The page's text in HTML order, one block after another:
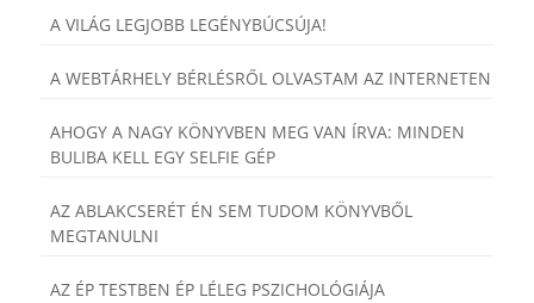
A VILÁG LEGJOBB LEGÉNYBÚCSÚJA!
A WEBTÁRHELY BÉRLÉSRŐL OLVASTAM AZ INTERNETEN
AHOGY A NAGY KÖNYVBEN MEG VAN ÍRVA: MINDEN
BULIBA KELL EGY SELFIE GÉP
AZ ABLAKCSERÉT ÉN SEM TUDOM KÖNYVBŐL
MEGTANULNI
AZ ÉP TESTBEN ÉP LÉLEG PSZICHOLÓGIÁJA